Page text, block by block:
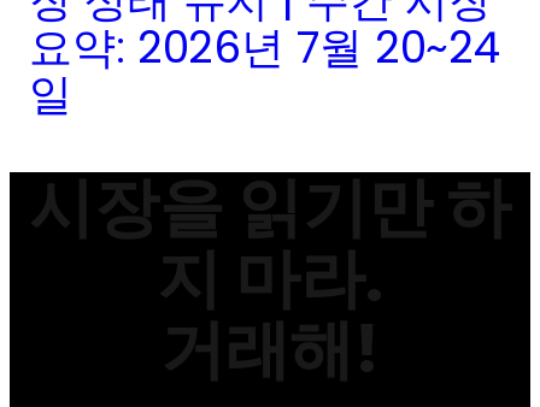
요약: 2026년 7월 20~24
일
시장을 읽기만 하
지 마라.
거래해!